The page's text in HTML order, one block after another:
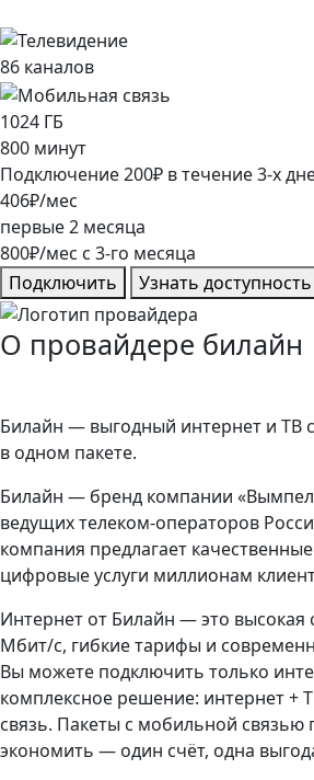
86 каналов
1024 ГБ
800 минут
Подключение200₽ в течение3-х
406₽/мес
первые2 месяца
800₽/мес c 3-го месяца
Подключить
Узнать доступность
О провайдере билайн
Билайн — выгодный интернет и ТВ
в одном пакете.
Билайн — бренд компании
ведущих телеком-операторов
компания предлагает
цифровые услуги миллионам
Интернет от Билайн — это высокая
Мбит/с, гибкие тарифы и
Вы можете подключить только
комплексное решение: интернет +
связь. Пакеты с мобильной связью
экономить — один счёт, одна